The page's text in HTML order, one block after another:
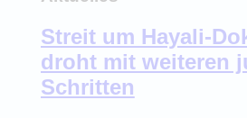
Streit um Hayali-
droht mit weiteren
Schritten